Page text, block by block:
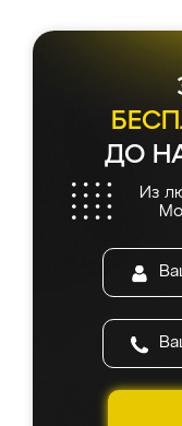
ДО
Из